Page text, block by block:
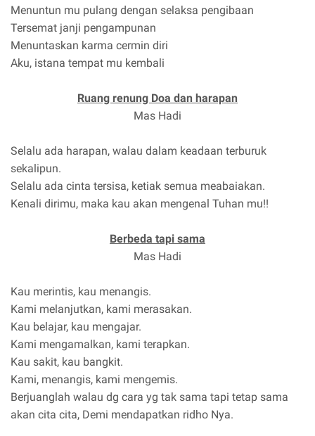
Menuntun mu pulang dengan selaksa pengibaan
Tersemat janji pengampunan
Menuntaskan karma cermin diri
Aku, istana tempat mu kembali
Ruang renung Doa dan harapan
Mas Hadi
Selalu ada harapan, walau dalam keadaan terburuk
sekalipun.
Selalu ada cinta tersisa, ketiak semua meabaiakan.
Kenali dirimu, maka kau akan mengenal Tuhan mu!!
Berbeda tapi sama
Mas Hadi
Kau merintis, kau menangis.
Kami melanjutkan, kami merasakan.
Kau belajar, kau mengajar.
Kami mengamalkan, kami terapkan.
Kau sakit, kau bangkit.
Kami, menangis, kami mengemis.
Berjuanglah walau dg cara yg tak sama tapi tetap sama
akan cita cita, Demi mendapatkan ridho Nya.